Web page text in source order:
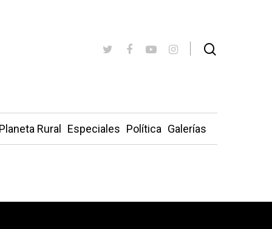
Rural Especiales Política Galerías